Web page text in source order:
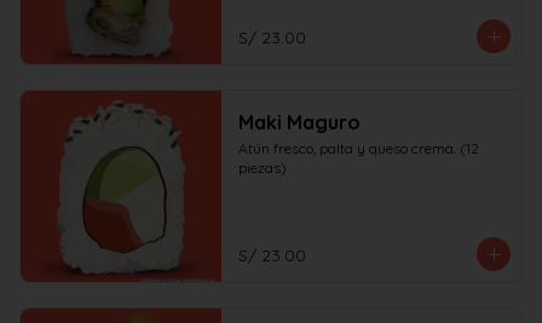
S/ 23.00
Maki Maguro
Atún fresco, palta y queso crema. (12
piezas)
S/ 23.00